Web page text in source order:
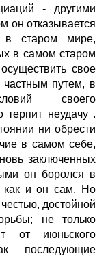
- другими
он отказывается
в старом мире,
в самом старом
свое
путем, в
своего
терпит неудачу .
ни обрести
в самом себе,
заключенных
он боролся в
как и он сам. Но
достойной
не только
от июньского
последующие